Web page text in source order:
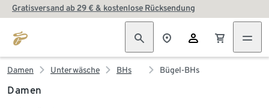
Gratisversand ab 29 € & kostenlose Rücksendung
Damen Unterwäsche BHs Bügel-BHs
Damen